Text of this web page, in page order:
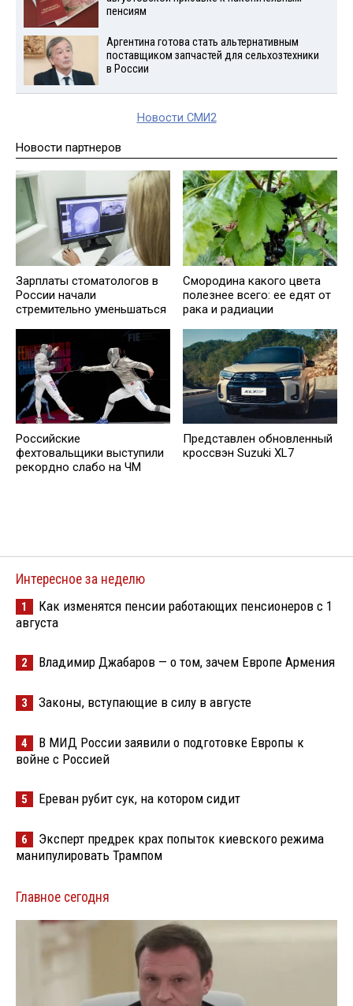
пенсиям
Аргентина готова стать альтернативным
поставщиком запчастей для сельхозтехники
в России
Новости СМИ2
Новости партнеров
Зарплаты стоматологов в
России начали
стремительно уменьшаться
Смородина какого цвета
полезнее всего: ее едят от
рака и радиации
Российские
фехтовальщики выступили
рекордно слабо на ЧМ
Представлен обновленный
кроссвэн Suzuki XL7
Интересное за неделю
1
Как изменятся пенсии работающих пенсионеров с 1
августа
2 Владимир Джабаров — о том, зачем Европе Армения
3 Законы, вступающие в силу в августе
4
В МИД России заявили о подготовке Европы к
войне с Россией
5 Ереван рубит сук, на котором сидит
6
Эксперт предрек крах попыток киевского режима
манипулировать Трампом
Главное сегодня